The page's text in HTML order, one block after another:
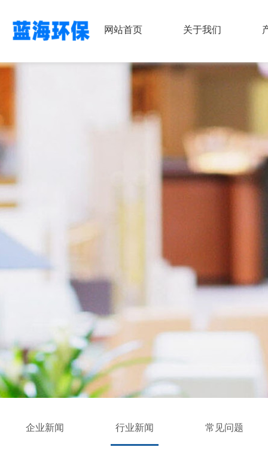
网站首页 关于我们
企业新闻 行业新闻 常见问题